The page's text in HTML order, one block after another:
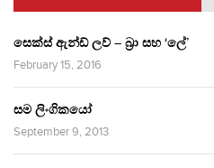
සෙක්ස් ඇන්ඩ් ලව් – බ්‍රා සහ ‘ලේ’
February 15, 2016
සම ලිංගිකයෝ
September 9, 2013